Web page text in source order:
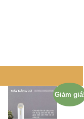
Giảm